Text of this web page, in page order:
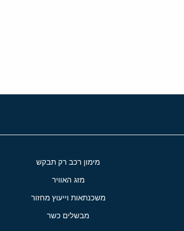
מימון רכב רק תבקש
מזג האוויר
משכנתאות וייעוץ מחזור
מבשלים כשר